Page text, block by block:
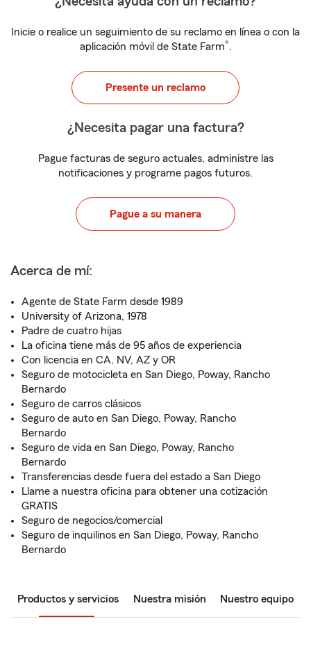
Inicie o realice un seguimiento de su reclamo en línea o con la
aplicación móvil de State Farm®.
Presente un reclamo
¿Necesita pagar una factura?
Pague facturas de seguro actuales, administre las
notificaciones y programe pagos futuros.
Pague a su manera
Acerca de mí:
Agente de State Farm desde 1989
University of Arizona, 1978
Padre de cuatro hijas
La oficina tiene más de 95 años de experiencia
Con licencia en CA, NV, AZ y OR
Seguro de motocicleta en San Diego, Poway, Rancho
Bernardo
Seguro de carros clásicos
Seguro de auto en San Diego, Poway, Rancho
Bernardo
Seguro de vida en San Diego, Poway, Rancho
Bernardo
Transferencias desde fuera del estado a San Diego
Llame a nuestra oficina para obtener una cotización
GRATIS
Seguro de negocios/comercial
Seguro de inquilinos en San Diego, Poway, Rancho
Bernardo
Productos y servicios Nuestra misión Nuestro equipo